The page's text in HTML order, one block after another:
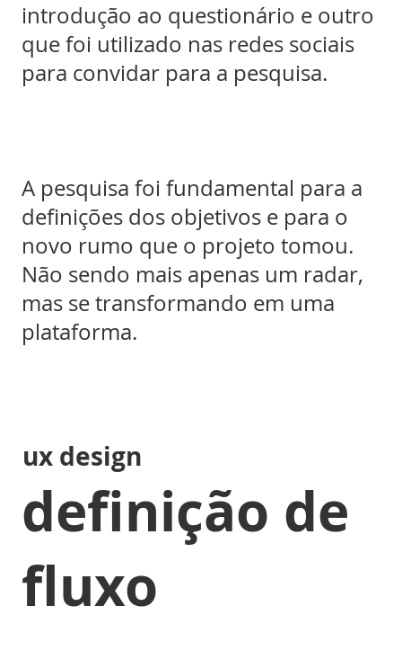
introdução ao questionário e outro
que foi utilizado nas redes sociais
para convidar para a pesquisa.
A pesquisa foi fundamental para a
definições dos objetivos e para o
novo rumo que o projeto tomou.
Não sendo mais apenas um radar,
mas se transformando em uma
plataforma.
ux design
definição de
fluxo